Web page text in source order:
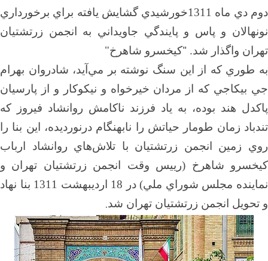
دوم دي ماه 1311خورشيدي گشايش يافته براي برخورداري
نونهالان و پاس و پايندگي جاويداني به انجمن زرتشتيان
تهران واگذار شد. "كيخسرو شاهرخ"
به طوري كه از اين سنگ نوشته بر مي‌آيد، شادروان بهرام
جي بيكاجي كه از مردان خيرخواه و نيكوكار و از پارسيان
پاكدل هند بوده، به ياد فرزند ناكامش روانشاد فيروز كه
تندباد زمان طومار حياتش را نابهنگام درنورديده، اين بنا را
روي زمين انجمن زرتشتيان با تلاش‌هاي روانشاد ارباب
كيخسرو شاهرخ (رييس وقت انجمن زرتشتيان تهران و
نماينده مجلس شوراي ملي) در 18 ارديبهشت 1311 بنا نهاد
و تحويل انجمن زرتشتيان تهران شد.